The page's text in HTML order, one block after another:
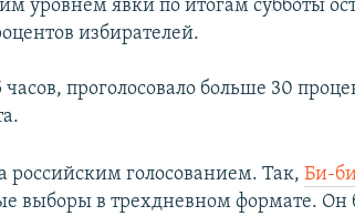
уровнем явки по итогам субботы
избирателей.
проголосовало больше 30
российским голосованием. Так,Би-
выборы в трехдневном формате. Он